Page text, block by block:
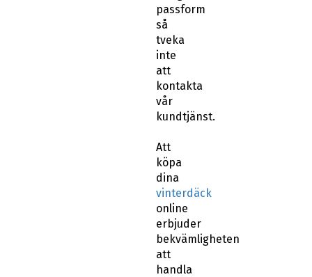
passform
så
tveka
inte
att
kontakta
vår
kundtjänst.
Att
köpa
dina
vinterdäck
online
erbjuder
bekvämligheten
att
handla